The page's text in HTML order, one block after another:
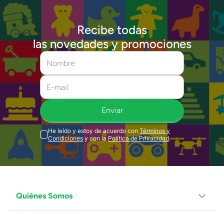
Recibe todas
las novedades y promociones
Enviar
He leído y estoy de acuerdo con Términos y
Condiciones y con la Política de Privacidad.
Quiénes Somos